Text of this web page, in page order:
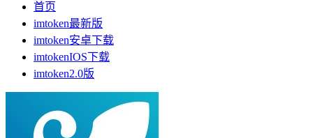
首页
imtoken最新版
imtoken安卓下载
imtokenIOS下载
imtoken2.0版